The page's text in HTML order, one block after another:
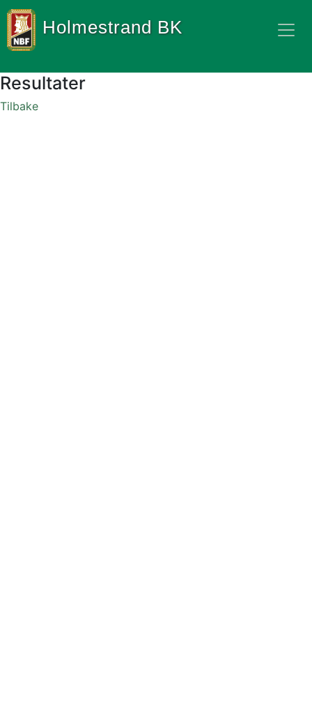
Holmestrand BK
Resultater
Tilbake